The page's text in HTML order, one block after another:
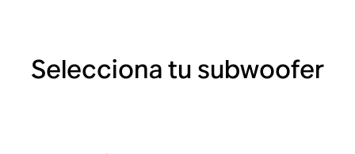
Selecciona tu subwoofer